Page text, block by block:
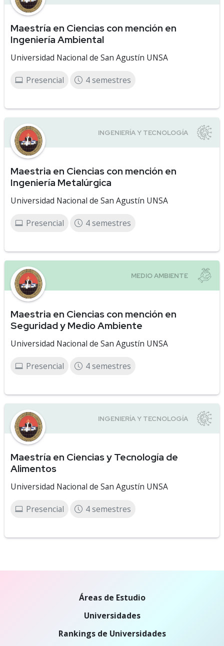
Maestría en Ciencias con mención en
Ingeniería Ambiental
Universidad Nacional de San Agustín UNSA
Presencial 4 semestres
Maestria en Ciencias con mención en
Ingeniería Metalúrgica
Universidad Nacional de San Agustín UNSA
Presencial 4 semestres
Maestria en Ciencias con mención en
Seguridad y Medio Ambiente
Universidad Nacional de San Agustín UNSA
Presencial 4 semestres
Maestría en Ciencias y Tecnología de
Alimentos
Universidad Nacional de San Agustín UNSA
Presencial 4 semestres
Áreas de Estudio
Universidades
Rankings de Universidades